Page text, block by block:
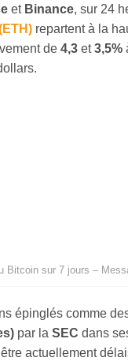
et Binance, sur 24
repartent à la
de 4,3 et3,5%
Bitcoin sur 7 jours –
épinglés comme
par la SEC dans
actuellement